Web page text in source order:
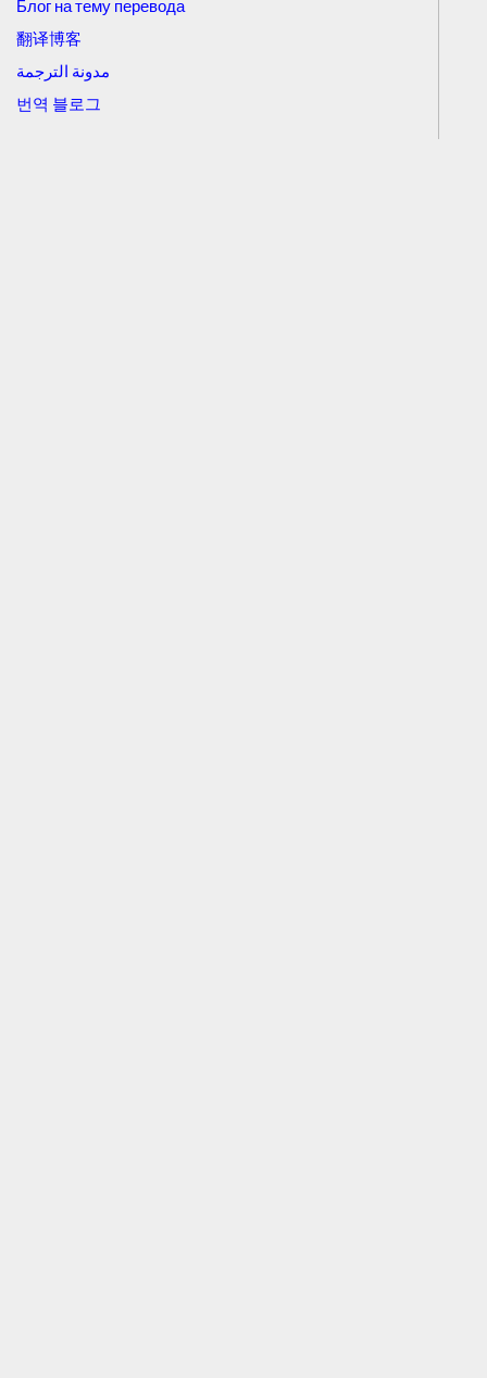
Блог на тему перевода
翻译博客
مدونة الترجمة
번역 블로그